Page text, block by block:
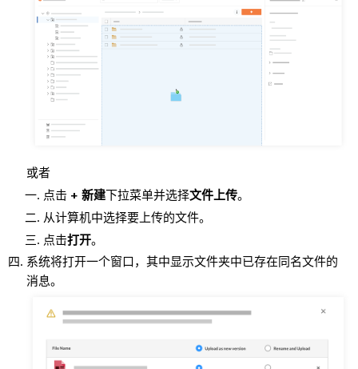
或者
点击 + 新建下拉菜单并选择文件上传。
从计算机中选择要上传的文件。
点击打开。
系统将打开一个窗口，其中显示文件夹中已存在同名文件的
消息。